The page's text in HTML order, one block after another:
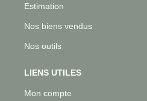
Estimation
Nos biens vendus
Nos outils
LIENS UTILES
Mon compte